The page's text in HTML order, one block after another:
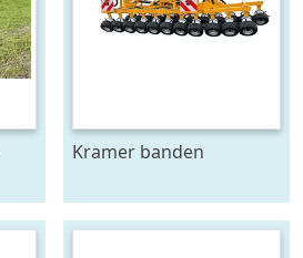
Kramer banden